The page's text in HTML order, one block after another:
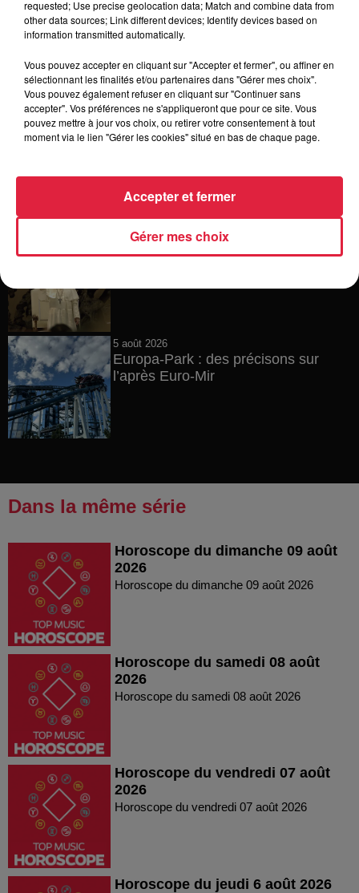
6 août 2026
Tags antisémites à Strasbourg :
6 août 2026
Au zoo de Mulhouse : rencontre
6 août 2026
Les dernières infos sur la venue du
5 août 2026
Europa-Park : des précisons sur
l’après Euro-Mir
Dans la même série
Horoscope du dimanche 09 août
2026
Horoscope du dimanche 09 août 2026
Horoscope du samedi 08 août
2026
Horoscope du samedi 08 août 2026
Horoscope du vendredi 07 août
2026
Horoscope du vendredi 07 août 2026
Horoscope du jeudi 6 août 2026
requested; Use precise geolocation data; Match and combine data from
other data sources; Link different devices; Identify devices based on
information transmitted automatically.
Vous pouvez accepter en cliquant sur "Accepter et fermer", ou affiner en
sélectionnant les finalités et/ou partenaires dans "Gérer mes choix".
Vous pouvez également refuser en cliquant sur "Continuer sans
accepter". Vos préférences ne s'appliqueront que pour ce site. Vous
pouvez mettre à jour vos choix, ou retirer votre consentement à tout
moment via le lien "Gérer les cookies" situé en bas de chaque page.
Gérer mes choix
Accepter et fermer